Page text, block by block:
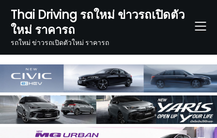
content
Thai Driving รถใหม่ ข่าวรถเปิดตัว
ใหม่ ราคารถ
รถใหม่ ข่าวรถเปิดตัวใหม่ ราคารถ